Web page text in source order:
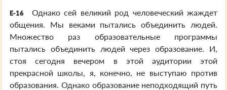
E-16
Однако сей великий род человеческий жаждет
общения. Мы веками пытались объединить людей.
Множество раз образовательные программы
пытались объединить людей через образование. И,
стоя сегодня вечером в этой аудитории этой
прекрасной школы, я, конечно, не выступаю против
образования. Однако образование неподходящий путь